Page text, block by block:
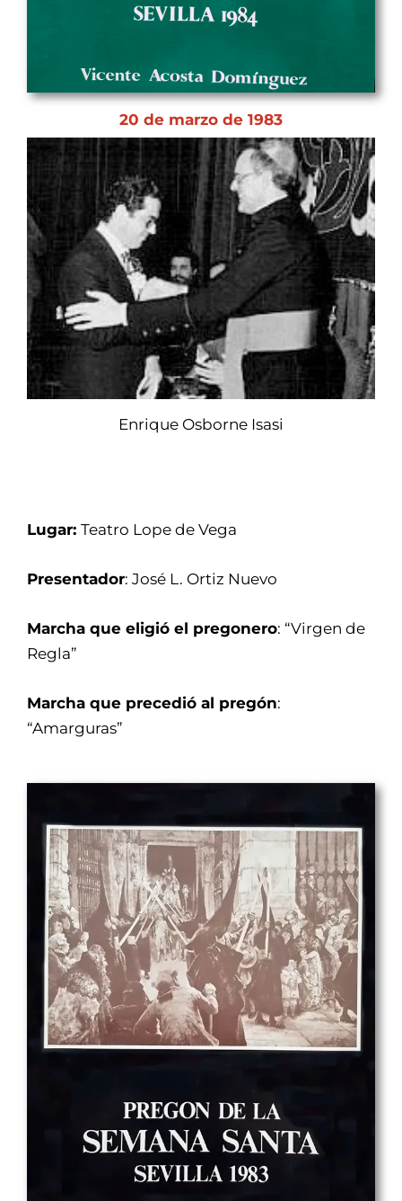
20 de marzo de 1983
Enrique Osborne Isasi
Lugar: Teatro Lope de Vega
Presentador: José L. Ortiz Nuevo
Marcha que eligió el pregonero: “Virgen de
Regla”
Marcha que precedió al pregón:
“Amarguras”